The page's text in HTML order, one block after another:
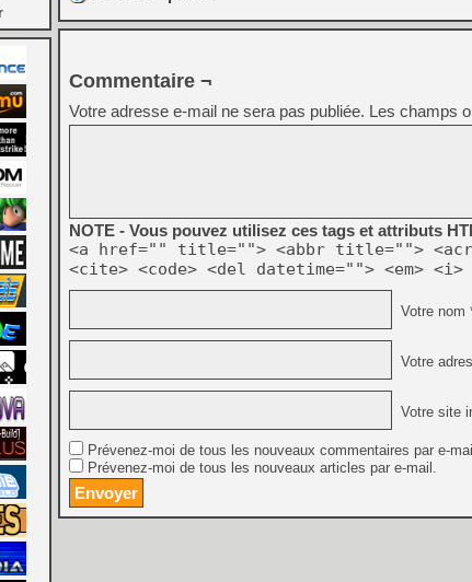
Commentaire ¬
Votre adresse e-mail ne sera pas publiée. Les champs
NOTE - Vous pouvez utilisez ces tags et attributs
<a href="" title=""> <abbr title="">
<cite> <code> <del datetime=""> <em>
Votre nom
Votre
Votre site
Prévenez-moi de tous les nouveaux commentaires par e-
Prévenez-moi de tous les nouveaux articles par e-mail.